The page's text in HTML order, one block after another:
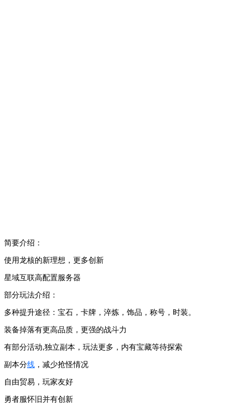
简要介绍：
使用龙核的新理想，更多创新
星域互联高配置服务器
部分玩法介绍：
多种提升途径：宝石，卡牌，淬炼，饰品，称号，时装。
装备掉落有更高品质，更强的战斗力
有部分活动,独立副本，玩法更多，内有宝藏等待探索
副本分线 ，减少抢怪情况
自由贸易，玩家友好
勇者服怀旧并有创新